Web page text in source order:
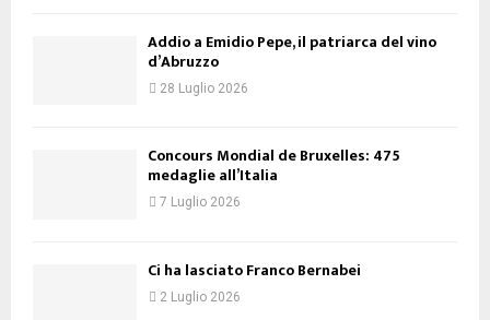
Addio a Emidio Pepe, il patriarca del vino
d’Abruzzo
28 Luglio 2026
Concours Mondial de Bruxelles: 475
medaglie all’Italia
7 Luglio 2026
Ci ha lasciato Franco Bernabei
2 Luglio 2026